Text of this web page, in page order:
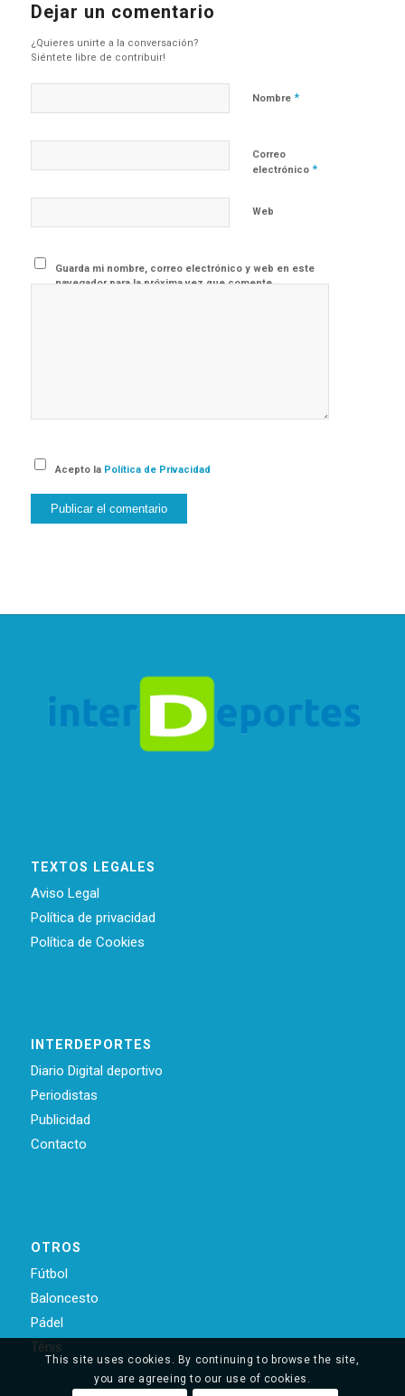
Dejar un comentario
¿Quieres unirte a la conversación?
Siéntete libre de contribuir!
Nombre *
Correo
electrónico *
Web
Guarda mi nombre, correo electrónico y web en este
navegador para la próxima vez que comente.
Acepto la Política de Privacidad
TEXTOS LEGALES
Aviso Legal
Política de privacidad
Política de Cookies
INTERDEPORTES
Diario Digital deportivo
Periodistas
Publicidad
Contacto
OTROS
Fútbol
Baloncesto
Pádel
Ténis
This site uses cookies. By continuing to browse the site,
you are agreeing to our use of cookies.